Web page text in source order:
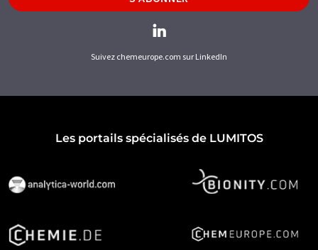
Suivez chemeurope.com sur LinkedIn
Les portails spécialisés de LUMITOS